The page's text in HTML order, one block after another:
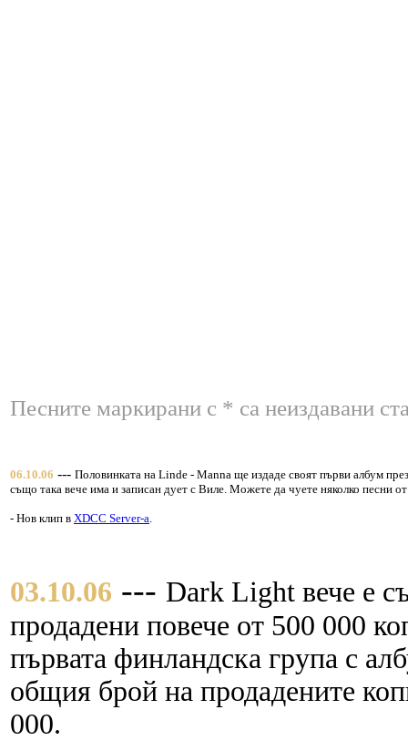
Песните маркирани с * са неиздавани
06.10.06 --- Половинката на Linde - Manna ще издаде своят първи албум
също така вече има и записан дует с Виле. Можете да чуете няколко песни
- Нов клип в XDCC Server-a
03.10.06 --- Dark Light вече е
продадени повече от 500 000
първата финландска група с
общия брой на продадените
000.